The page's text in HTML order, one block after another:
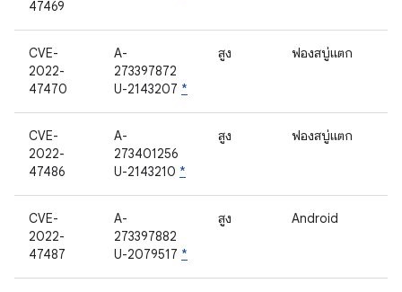
47469
CVE-
2022-
47470
A-
273397872
U-2143207 *
สูง ฟองสบู่แตก
CVE-
2022-
47486
A-
273401256
U-2143210 *
สูง ฟองสบู่แตก
CVE-
2022-
47487
A-
273397882
U-2079517 *
สูง Android